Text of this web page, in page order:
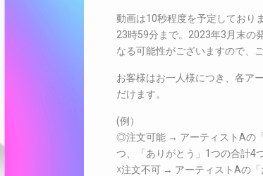
動画は10秒程度を予定しており
23時59分まで。2023年3月末の
なる可能性がございますので、
お客様はお一人様につき、各ア
だけます。
(例）
◎注文可能 → アーティストAの
つ、「ありがとう」1つの合計4
☓注文不可 → アーティストAの「